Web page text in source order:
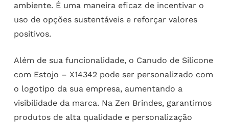
ambiente. É uma maneira eficaz de incentivar o
uso de opções sustentáveis e reforçar valores
positivos.
Além de sua funcionalidade, o Canudo de Silicone
com Estojo – X14342 pode ser personalizado com
o logotipo da sua empresa, aumentando a
visibilidade da marca. Na Zen Brindes, garantimos
produtos de alta qualidade e personalização